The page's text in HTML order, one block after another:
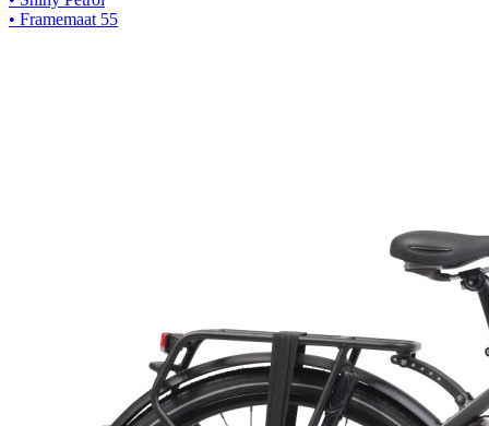
• Framemaat 55